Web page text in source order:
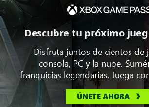
Descubre tu próximo
Disfruta juntos de cientos de
consola, PC y la nube.
franquicias legendarias. Juega
ÚNETE AHORA